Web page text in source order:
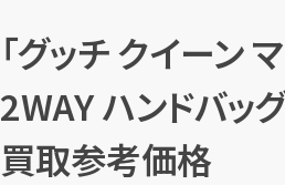
「グッチ クイーン
2WAY ハンドバッ
買取参考価格